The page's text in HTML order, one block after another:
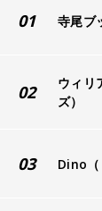
01 寺尾ブ
02
ウィリ
ズ）
03 Dino（